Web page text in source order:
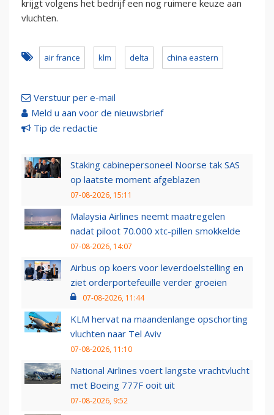
krijgt volgens het bedrijf een nog ruimere keuze aan
vluchten.
air france klm delta china eastern
Verstuur per e-mail
Meld u aan voor de nieuwsbrief
Tip de redactie
Staking cabinepersoneel Noorse tak SAS
op laatste moment afgeblazen
07-08-2026, 15:11
Malaysia Airlines neemt maatregelen
nadat piloot 70.000 xtc-pillen smokkelde
07-08-2026, 14:07
Airbus op koers voor leverdoelstelling en
ziet orderportefeuille verder groeien
07-08-2026, 11:44
KLM hervat na maandenlange opschorting
vluchten naar Tel Aviv
07-08-2026, 11:10
National Airlines voert langste vrachtvlucht
met Boeing 777F ooit uit
07-08-2026, 9:52